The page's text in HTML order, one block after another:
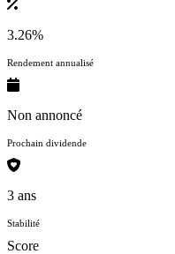
3.26%
Rendement annualisé
Non annoncé
Prochain dividende
3 ans
Stabilité
Score